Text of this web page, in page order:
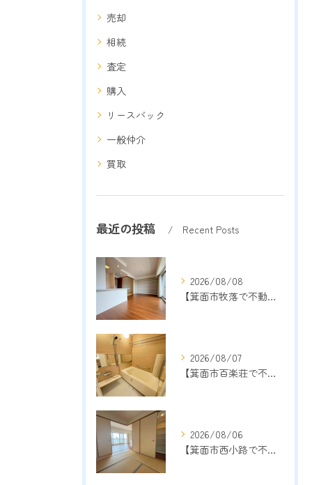
売却
相続
査定
購入
リースバック
一般仲介
買取
最近の投稿 Recent Posts
2026/08/08
【箕面市牧落で不動産売却をご検討中の方へ】地域密着13年以上の売却専門店が成功のポイントを解説
2026/08/07
【箕面市百楽荘で不動産売却をご検討中の方へ】地域密着13年以上の売却専門店が成功のポイントを解説
2026/08/06
【箕面市西小路で不動産売却をご検討中の方へ】地域密着13年以上の売却専門店が成功のポイントを解説